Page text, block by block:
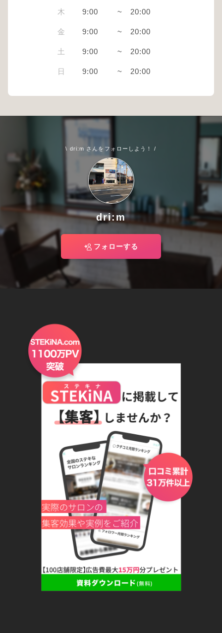
木 9:00 ~ 20:00
金 9:00 ~ 20:00
土 9:00 ~ 20:00
日 9:00 ~ 20:00
\ dri:m さんをフォローしよう！ /
dri:m
フォローする